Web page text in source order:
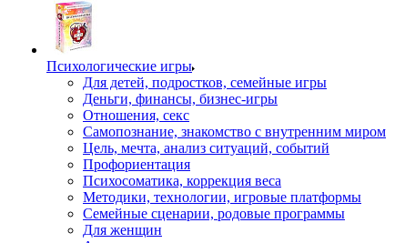
Психологические игры
Для детей, подростков, семейные игры
Деньги, финансы, бизнес-игры
Отношения, секс
Самопознание, знакомство с внутренним миром
Цель, мечта, анализ ситуаций, событий
Профориентация
Психосоматика, коррекция веса
Методики, технологии, игровые платформы
Семейные сценарии, родовые программы
Для женщин